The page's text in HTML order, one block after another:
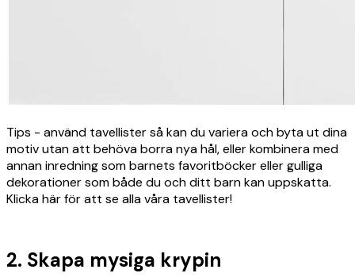
Tips - använd tavellister så kan du variera och byta ut dina
motiv utan att behöva borra nya hål, eller kombinera med
annan inredning som barnets favoritböcker eller gulliga
dekorationer som både du och ditt barn kan uppskatta.
Klicka här för att se alla våra tavellister!
2. Skapa mysiga krypin